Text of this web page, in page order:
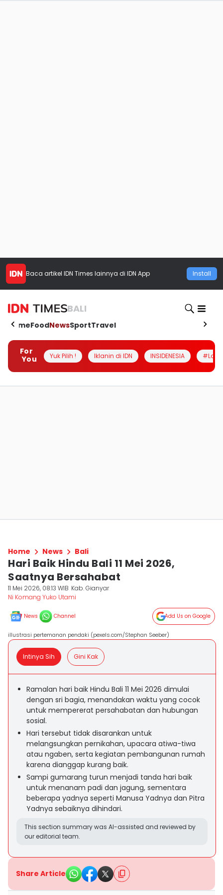
Baca artikel IDN Times lainnya di IDN App Install
BALI
HomeFoodNewsSportTravel
For
You
Yuk Pilih ! Iklanin di IDN INSIDENESIA
Home News Bali
Hari Baik Hindu Bali 11 Mei 2026,
Saatnya Bersahabat
11 Mei 2026, 08:13 WIB Kab. Gianyar
Ni Komang Yuko Utami
News Channel Add Us on Google
illustrasi pertemanan pendaki (pexels.com/Stephan Seeber)
Intinya Sih Gini Kak
Ramalan hari baik Hindu Bali 11 Mei 2026 dimulai
dengan sri bagia, menandakan waktu yang cocok
untuk mempererat persahabatan dan hubungan
sosial.
Hari tersebut tidak disarankan untuk
melangsungkan pernikahan, upacara atiwa-tiwa
atau ngaben, serta kegiatan pembangunan rumah
karena dianggap kurang baik.
Sampi gumarang turun menjadi tanda hari baik
untuk menanam padi dan jagung, sementara
beberapa yadnya seperti Manusa Yadnya dan Pitra
Yadnya sebaiknya dihindari.
This section summary was AI-assisted and reviewed by
our editorial team.
Share Article